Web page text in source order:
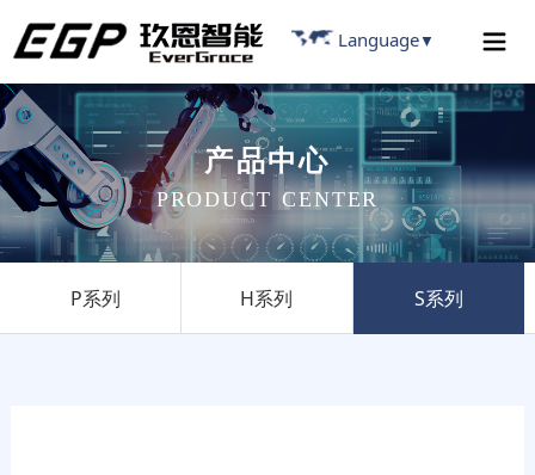
Language▼
产品中心
PRODUCT CENTER
P系列 H系列 S系列